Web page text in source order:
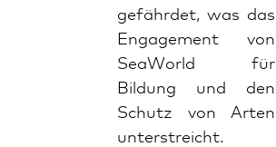
gefährdet, was das
Engagement von
SeaWorld für
Bildung und den
Schutz von Arten
unterstreicht.